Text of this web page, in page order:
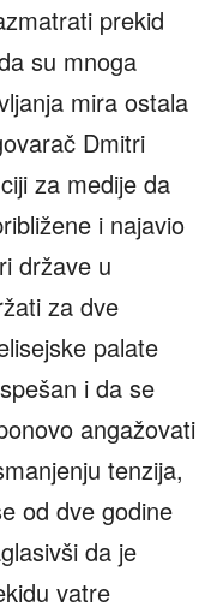
prekid
su mnoga
mira ostala
Dmitri
za medije da
i najavio
države u
za dve
palate
i da se
angažovati
tenzija,
od dve godine
da je
vatre